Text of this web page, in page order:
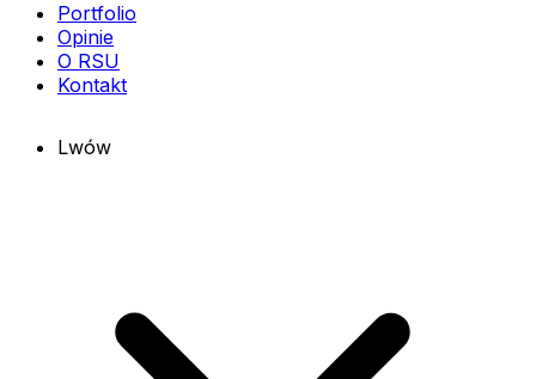
Portfolio
Opinie
O RSU
Kontakt
Lwów